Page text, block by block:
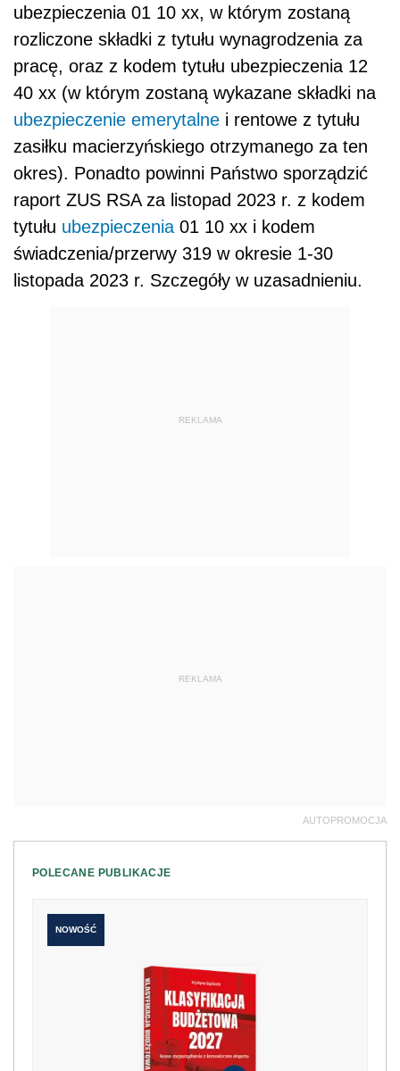
ubezpieczenia 01 10 xx, w którym zostaną
rozliczone składki z tytułu wynagrodzenia za
pracę, oraz z kodem tytułu ubezpieczenia 12
40 xx (w którym zostaną wykazane składki na
ubezpieczenie emerytalne i rentowe z tytułu
zasiłku macierzyńskiego otrzymanego za ten
okres). Ponadto powinni Państwo sporządzić
raport ZUS RSA za listopad 2023 r. z kodem
tytułu ubezpieczenia 01 10 xx i kodem
świadczenia/przerwy 319 w okresie 1-30
listopada 2023 r. Szczegóły w uzasadnieniu.
REKLAMA
REKLAMA
AUTOPROMOCJA
POLECANE PUBLIKACJE
NOWOŚĆ